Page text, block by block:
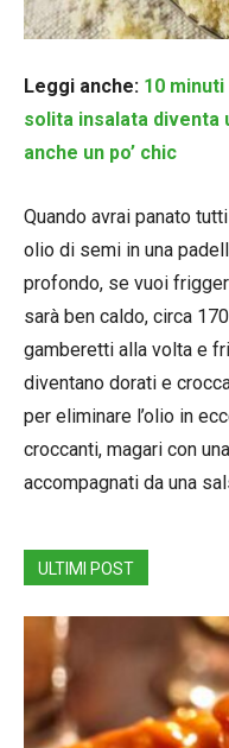
Leggi anche: 10
solita insalata
anche un po’ chic
Quando avrai panato
olio di semi in una
profondo, se vuoi
sarà ben caldo, circa
gamberetti alla volta e
diventano dorati e
per eliminare l’olio in
croccanti, magari con
accompagnati da una
ULTIMI POST